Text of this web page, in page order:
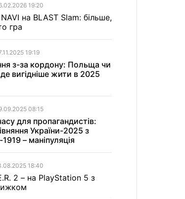
19:20
на BLAST Slam: більше,
гра
19:19
з-за кордону: Польща чи
де вигідніше жити в 2025
08:15
для пропагандистів:
України-2025 з
– маніпуляція
18:40
2 – на PlayStation 5 з